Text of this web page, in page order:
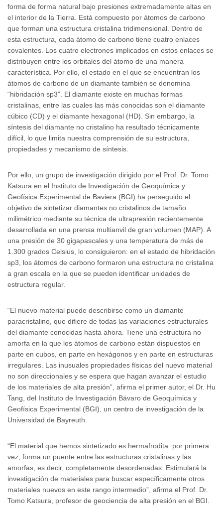
forma de forma natural bajo presiones extremadamente altas en
el interior de la Tierra. Está compuesto por átomos de carbono
que forman una estructura cristalina tridimensional. Dentro de
esta estructura, cada átomo de carbono tiene cuatro enlaces
covalentes. Los cuatro electrones implicados en estos enlaces se
distribuyen entre los orbitales del átomo de una manera
característica. Por ello, el estado en el que se encuentran los
átomos de carbono de un diamante también se denomina
“hibridación sp3”. El diamante existe en muchas formas
cristalinas, entre las cuales las más conocidas son el diamante
cúbico (CD) y el diamante hexagonal (HD). Sin embargo, la
síntesis del diamante no cristalino ha resultado técnicamente
difícil, lo que limita nuestra comprensión de su estructura,
propiedades y mecanismo de síntesis.
Por ello, un grupo de investigación dirigido por el Prof. Dr. Tomo
Katsura en el Instituto de Investigación de Geoquímica y
Geofísica Experimental de Baviera (BGI) ha perseguido el
objetivo de sintetizar diamantes no cristalinos de tamaño
milimétrico mediante su técnica de ultrapresión recientemente
desarrollada en una prensa multianvil de gran volumen (MAP). A
una presión de 30 gigapascales y una temperatura de más de
1.300 grados Celsius, lo consiguieron: en el estado de hibridación
sp3, los átomos de carbono formaron una estructura no cristalina
a gran escala en la que se pueden identificar unidades de
estructura regular.
“El nuevo material puede describirse como un diamante
paracristalino, que difiere de todas las variaciones estructurales
del diamante conocidas hasta ahora. Tiene una estructura no
amorfa en la que los átomos de carbono están dispuestos en
parte en cubos, en parte en hexágonos y en parte en estructuras
irregulares. Las inusuales propiedades físicas del nuevo material
no son direccionales y se espera que hagan avanzar el estudio
de los materiales de alta presión”, afirma el primer autor, el Dr. Hu
Tang, del Instituto de Investigación Bávaro de Geoquímica y
Geofísica Experimental (BGI), un centro de investigación de la
Universidad de Bayreuth.
“El material que hemos sintetizado es hermafrodita: por primera
vez, forma un puente entre las estructuras cristalinas y las
amorfas, es decir, completamente desordenadas. Estimulará la
investigación de materiales para buscar específicamente otros
materiales nuevos en este rango intermedio”, afirma el Prof. Dr.
Tomo Katsura, profesor de geociencia de alta presión en el BGI.